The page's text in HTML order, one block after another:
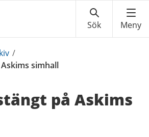
/
simhall
på Askims